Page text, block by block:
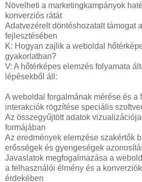
Növelheti a marketingkampányok
konverziós rátát
Adatvezérelt döntéshozatalt támogat
fejlesztésében
K: Hogyan zajlik a weboldal
gyakorlatban?
V: A hőtérképes elemzés folyamata
lépésekből áll:
A weboldal forgalmának mérése és a
interakciók rögzítése speciális
Az összegyűjtött adatok
formájában
Az eredmények elemzése szakértők
erősségek és gyengeségek
Javaslatok megfogalmazása a
a felhasználói élmény és a
érdekében